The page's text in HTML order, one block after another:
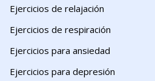
Ejercicios de relajación
Ejercicios de respiración
Ejercicios para ansiedad
Ejercicios para depresión